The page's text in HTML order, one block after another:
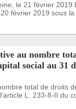
le 21 février 2019
février 2019 sous
au nombre
social au 31
total de droits
L. 233-8-II du